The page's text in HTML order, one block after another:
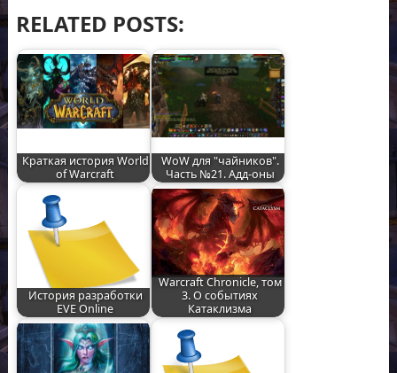
RELATED POSTS:
Краткая история World
of Warcraft
WoW для "чайников".
Часть №21. Адд-оны
История разработки
EVE Online
Warcraft Chronicle, том
3. О событиях
Катаклизма